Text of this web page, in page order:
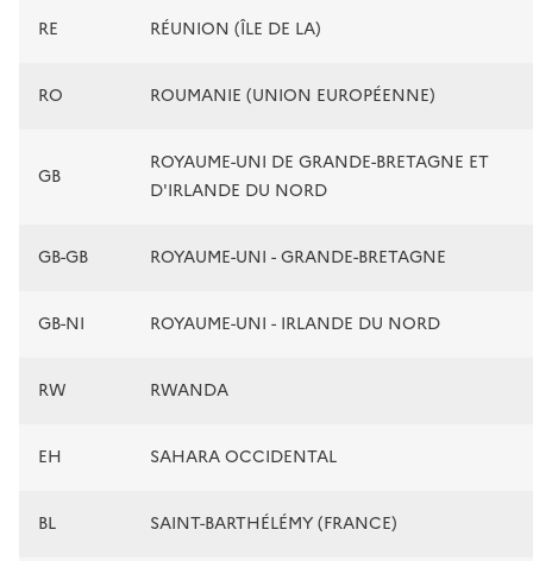
RE RÉUNION (ÎLE DE LA)
RO ROUMANIE (UNION EUROPÉENNE)
GB
ROYAUME-UNI DE GRANDE-BRETAGNE ET
D'IRLANDE DU NORD
GB-GB ROYAUME-UNI - GRANDE-BRETAGNE
GB-NI ROYAUME-UNI - IRLANDE DU NORD
RW RWANDA
EH SAHARA OCCIDENTAL
BL SAINT-BARTHÉLÉMY (FRANCE)